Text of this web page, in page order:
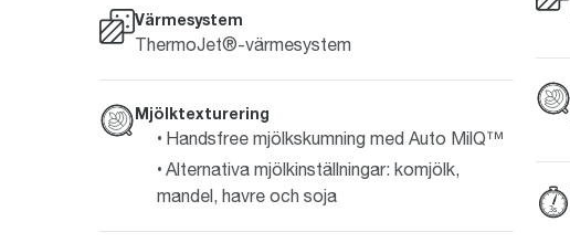
Värmesystem
ThermoJet®-värmesystem
Mjölktexturering
Handsfree mjölkskumning med Auto MilQ™
Alternativa mjölkinställningar: komjölk,
mandel, havre och soja